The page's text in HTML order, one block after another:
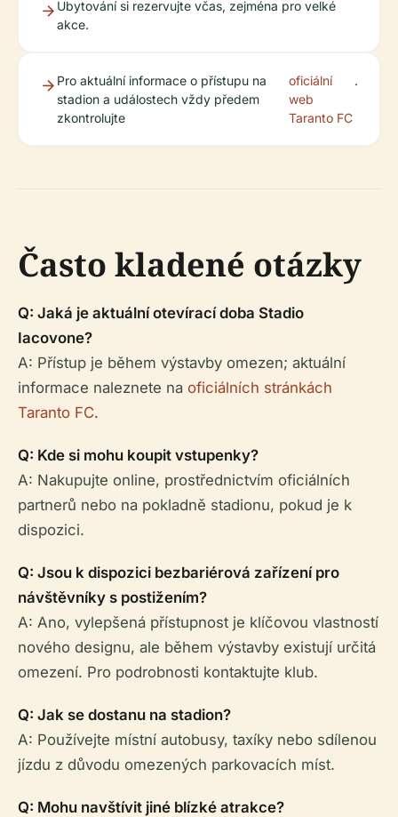
Ubytování si rezervujte včas, zejména pro velké
akce.
Pro aktuální informace o přístupu na
stadion a událostech vždy předem
zkontrolujte
oficiální
web
Taranto FC
.
Často kladené otázky
Q: Jaká je aktuální otevírací doba Stadio
Iacovone?
A: Přístup je během výstavby omezen; aktuální
informace naleznete na oficiálních stránkách
Taranto FC.
Q: Kde si mohu koupit vstupenky?
A: Nakupujte online, prostřednictvím oficiálních
partnerů nebo na pokladně stadionu, pokud je k
dispozici.
Q: Jsou k dispozici bezbariérová zařízení pro
návštěvníky s postižením?
A: Ano, vylepšená přístupnost je klíčovou vlastností
nového designu, ale během výstavby existují určitá
omezení. Pro podrobnosti kontaktujte klub.
Q: Jak se dostanu na stadion?
A: Používejte místní autobusy, taxíky nebo sdílenou
jízdu z důvodu omezených parkovacích míst.
Q: Mohu navštívit jiné blízké atrakce?